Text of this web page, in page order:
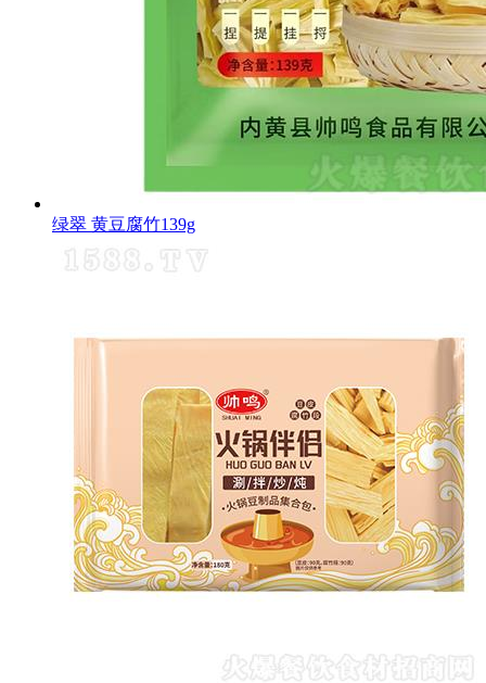
绿翠 黄豆腐竹139g